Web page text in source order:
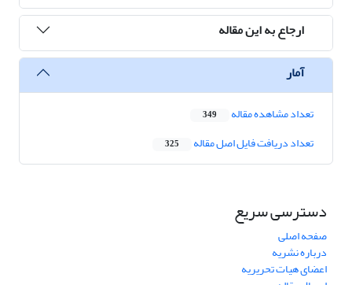
ارجاع به این مقاله
آمار
تعداد مشاهده مقاله 349
تعداد دریافت فایل اصل مقاله 325
دسترسی سریع
صفحه اصلی
درباره نشریه
اعضای هیات تحریریه